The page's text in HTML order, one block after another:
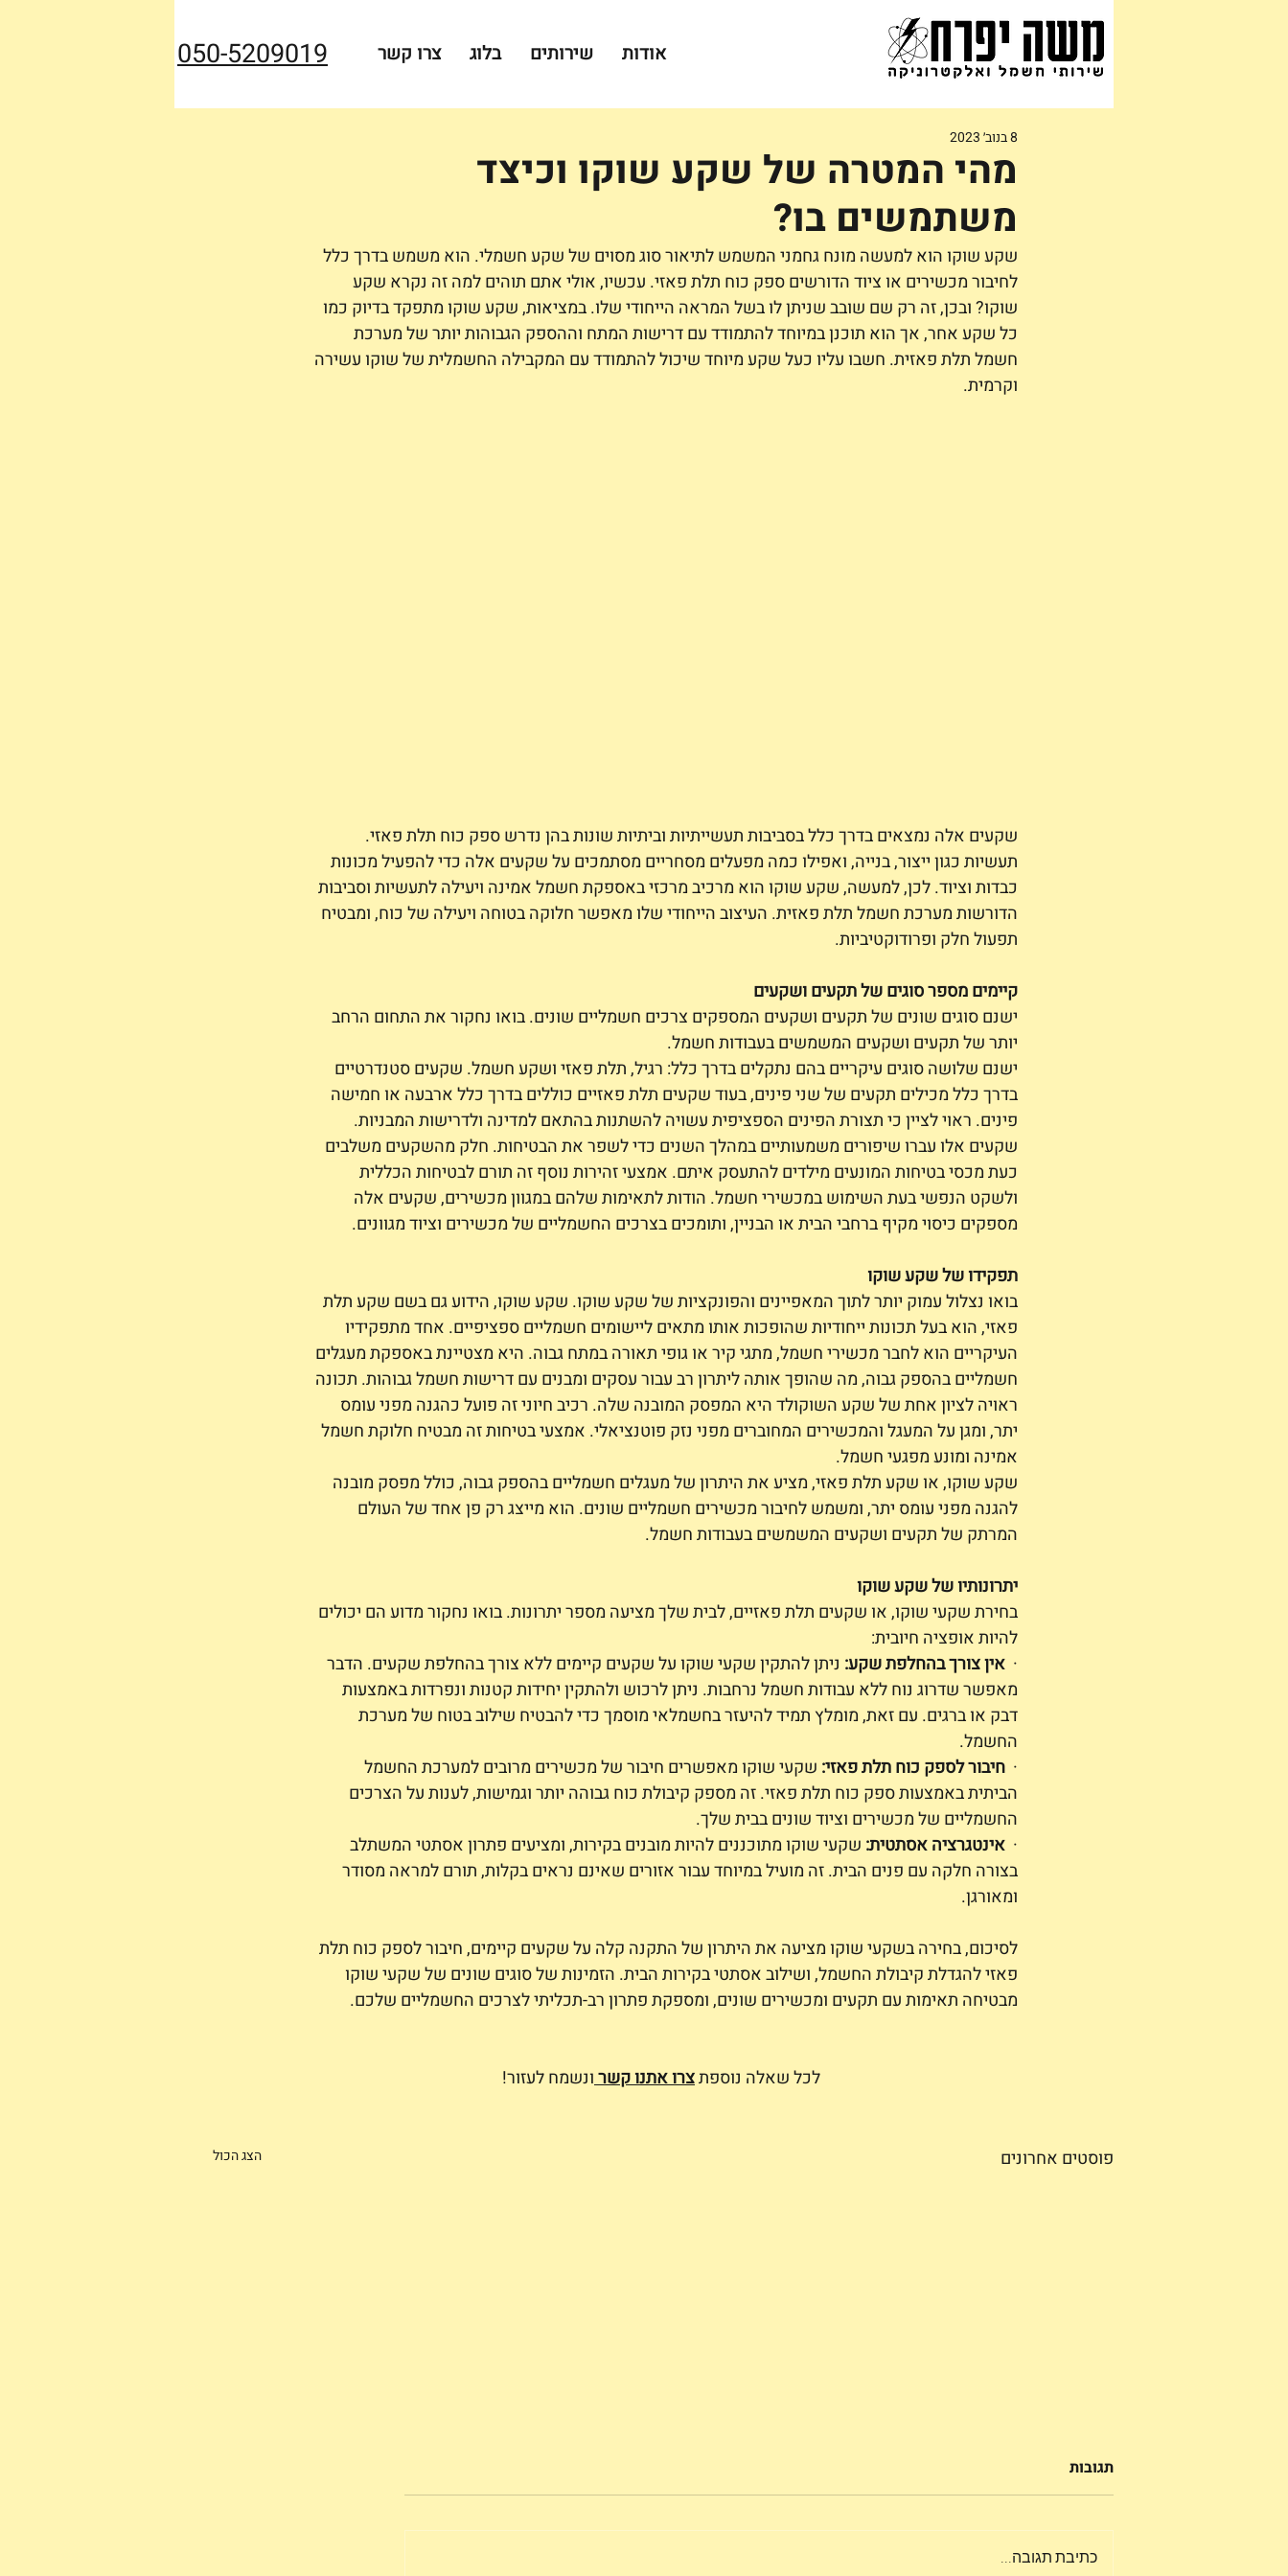
050-5209019 צרו קשר בלוג שירותים אודות
מהי המטרה של שקע שוקו וכיצד
משתמשים בו?
8 בנוב׳ 2023
שקע שוקו הוא למעשה מונח גחמני המשמש לתיאור סוג מסוים של שקע חשמלי. הוא משמש בדרך כלל
לחיבור מכשירים או ציוד הדורשים ספק כוח תלת פאזי. עכשיו, אולי אתם תוהים למה זה נקרא שקע
שוקו? ובכן, זה רק שם שובב שניתן לו בשל המראה הייחודי שלו. במציאות, שקע שוקו מתפקד בדיוק כמו
כל שקע אחר, אך הוא תוכנן במיוחד להתמודד עם דרישות המתח וההספק הגבוהות יותר של מערכת
חשמל תלת פאזית. חשבו עליו כעל שקע מיוחד שיכול להתמודד עם המקבילה החשמלית של שוקו עשירה
וקרמית.
שקעים אלה נמצאים בדרך כלל בסביבות תעשייתיות וביתיות שונות בהן נדרש ספק כוח תלת פאזי.
תעשיות כגון ייצור, בנייה, ואפילו כמה מפעלים מסחריים מסתמכים על שקעים אלה כדי להפעיל מכונות
כבדות וציוד. לכן, למעשה, שקע שוקו הוא מרכיב מרכזי באספקת חשמל אמינה ויעילה לתעשיות וסביבות
הדורשות מערכת חשמל תלת פאזית. העיצוב הייחודי שלו מאפשר חלוקה בטוחה ויעילה של כוח, ומבטיח
תפעול חלק ופרודוקטיביות.
קיימים מספר סוגים של תקעים ושקעים
ישנם סוגים שונים של תקעים ושקעים המספקים צרכים חשמליים שונים. בואו נחקור את התחום הרחב
יותר של תקעים ושקעים המשמשים בעבודות חשמל.
ישנם שלושה סוגים עיקריים בהם נתקלים בדרך כלל: רגיל, תלת פאזי ושקע חשמל. שקעים סטנדרטיים
בדרך כלל מכילים תקעים של שני פינים, בעוד שקעים תלת פאזיים כוללים בדרך כלל ארבעה או חמישה
פינים. ראוי לציין כי תצורת הפינים הספציפית עשויה להשתנות בהתאם למדינה ולדרישות המבניות.
שקעים אלו עברו שיפורים משמעותיים במהלך השנים כדי לשפר את הבטיחות. חלק מהשקעים משלבים
כעת מכסי בטיחות המונעים מילדים להתעסק איתם. אמצעי זהירות נוסף זה תורם לבטיחות הכללית
ולשקט הנפשי בעת השימוש במכשירי חשמל. הודות לתאימות שלהם במגוון מכשירים, שקעים אלה
מספקים כיסוי מקיף ברחבי הבית או הבניין, ותומכים בצרכים החשמליים של מכשירים וציוד מגוונים.
תפקידו של שקע שוקו
בואו נצלול עמוק יותר לתוך המאפיינים והפונקציות של שקע שוקו. שקע שוקו, הידוע גם בשם שקע תלת
פאזי, הוא בעל תכונות ייחודיות שהופכות אותו מתאים ליישומים חשמליים ספציפיים. אחד מתפקידיו
העיקריים הוא לחבר מכשירי חשמל, מתגי קיר או גופי תאורה במתח גבוה. היא מצטיינת באספקת מעגלים
חשמליים בהספק גבוה, מה שהופך אותה ליתרון רב עבור עסקים ומבנים עם דרישות חשמל גבוהות. תכונה
ראויה לציון אחת של שקע השוקולד היא המפסק המובנה שלה. רכיב חיוני זה פועל כהגנה מפני עומס
יתר, ומגן על המעגל והמכשירים המחוברים מפני נזק פוטנציאלי. אמצעי בטיחות זה מבטיח חלוקת חשמל
אמינה ומונע מפגעי חשמל.
שקע שוקו, או שקע תלת פאזי, מציע את היתרון של מעגלים חשמליים בהספק גבוה, כולל מפסק מובנה
להגנה מפני עומס יתר, ומשמש לחיבור מכשירים חשמליים שונים. הוא מייצג רק פן אחד של העולם
המרתק של תקעים ושקעים המשמשים בעבודות חשמל.
יתרונותיו של שקע שוקו
בחירת שקעי שוקו, או שקעים תלת פאזיים, לבית שלך מציעה מספר יתרונות. בואו נחקור מדוע הם יכולים
להיות אופציה חיובית:
· אין צורך בהחלפת שקע: ניתן להתקין שקעי שוקו על שקעים קיימים ללא צורך בהחלפת שקעים. הדבר
מאפשר שדרוג נוח ללא עבודות חשמל נרחבות. ניתן לרכוש ולהתקין יחידות קטנות ונפרדות באמצעות
דבק או ברגים. עם זאת, מומלץ תמיד להיעזר בחשמלאי מוסמך כדי להבטיח שילוב בטוח של מערכת
החשמל.
· חיבור לספק כוח תלת פאזי: שקעי שוקו מאפשרים חיבור של מכשירים מרובים למערכת החשמל
הביתית באמצעות ספק כוח תלת פאזי. זה מספק קיבולת כוח גבוהה יותר וגמישות, לענות על הצרכים
החשמליים של מכשירים וציוד שונים בבית שלך.
· אינטגרציה אסתטית: שקעי שוקו מתוכננים להיות מובנים בקירות, ומציעים פתרון אסתטי המשתלב
בצורה חלקה עם פנים הבית. זה מועיל במיוחד עבור אזורים שאינם נראים בקלות, תורם למראה מסודר
ומאורגן.
לסיכום, בחירה בשקעי שוקו מציעה את היתרון של התקנה קלה על שקעים קיימים, חיבור לספק כוח תלת
פאזי להגדלת קיבולת החשמל, ושילוב אסתטי בקירות הבית. הזמינות של סוגים שונים של שקעי שוקו
מבטיחה תאימות עם תקעים ומכשירים שונים, ומספקת פתרון רב-תכליתי לצרכים החשמליים שלכם.
צרו אתנו קשרונשמח לעזור!
פוסטים אחרונים הצג הכול
תגובות
כתיבת תגובה...